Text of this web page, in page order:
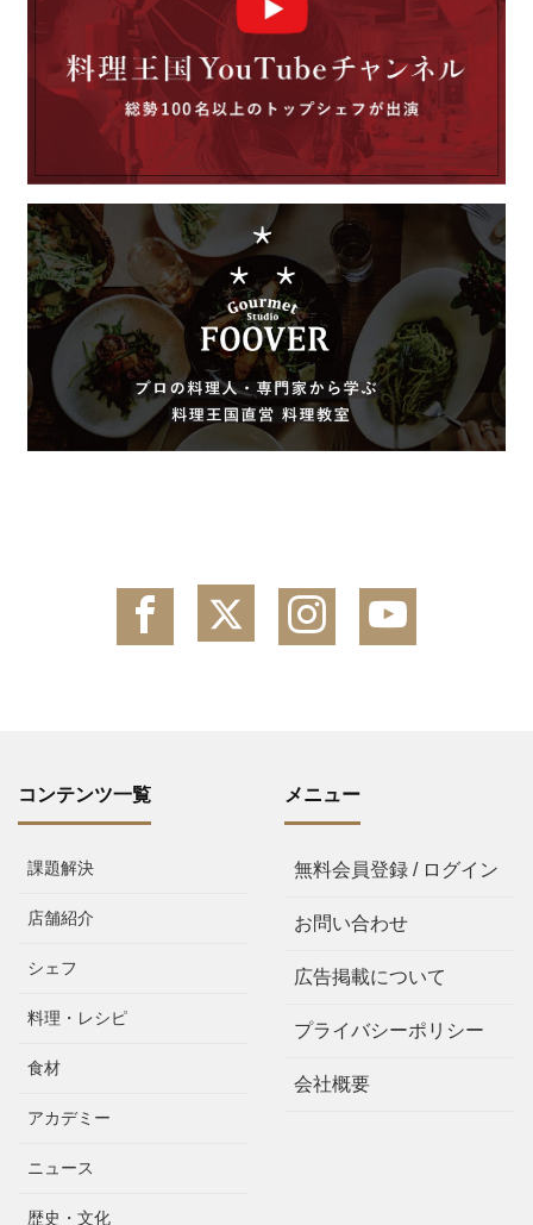
コンテンツ一覧
課題解決
店舗紹介
シェフ
料理・レシピ
食材
アカデミー
ニュース
歴史・文化
メニュー
無料会員登録 / ログイン
お問い合わせ
広告掲載について
プライバシーポリシー
会社概要